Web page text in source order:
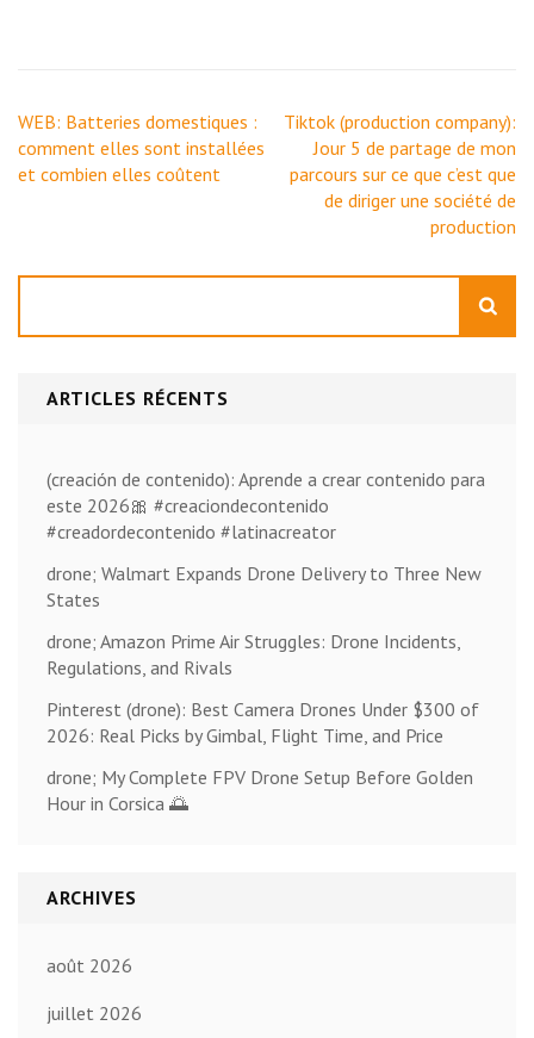
Navigation
de
l’article
WEB: Batteries domestiques :
comment elles sont installées
et combien elles coûtent
Tiktok (production company):
Jour 5 de partage de mon
parcours sur ce que c’est que
de diriger une société de
production
ARTICLES RÉCENTS
(creación de contenido): Aprende a crear contenido para
este 2026🎀 #creaciondecontenido
#creadordecontenido #latinacreator
drone; Walmart Expands Drone Delivery to Three New
States
drone; Amazon Prime Air Struggles: Drone Incidents,
Regulations, and Rivals
Pinterest (drone): Best Camera Drones Under $300 of
2026: Real Picks by Gimbal, Flight Time, and Price
drone; My Complete FPV Drone Setup Before Golden
Hour in Corsica 🌅
ARCHIVES
août 2026
juillet 2026